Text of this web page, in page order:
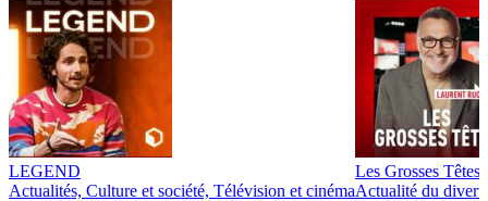
LEGEND
Actualités, Culture et société, Télévision et cinéma
Les Grosses Têtes
Actualité du